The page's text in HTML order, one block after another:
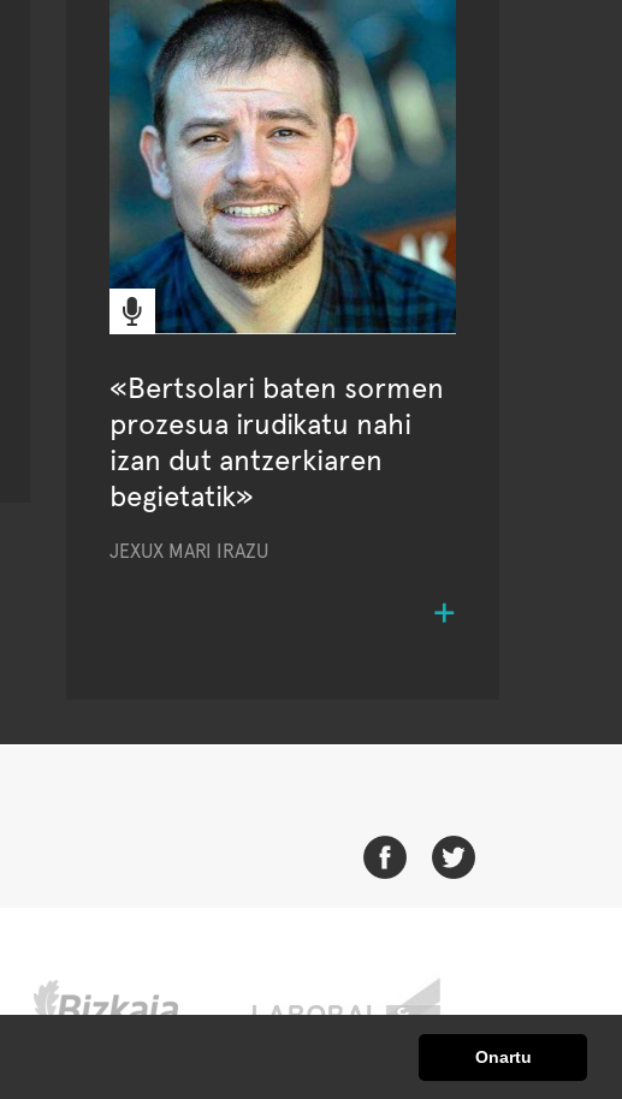
Onartu
«Bertsolari baten sormen
prozesua irudikatu nahi
izan dut antzerkiaren
begietatik»
JEXUX MARI IRAZU